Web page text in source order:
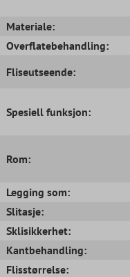
Materiale:
Overflatebehandling:
Fliseutseende:
Spesiell funksjon:
Rom:
Legging som:
Slitasje:
Sklisikkerhet:
Kantbehandling:
Flisstørrelse: